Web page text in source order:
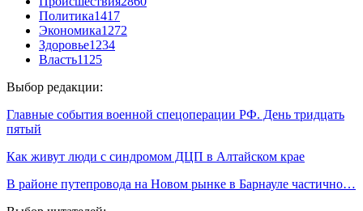
Политика1417
Экономика1272
Здоровье1234
Власть1125
Выбор редакции:
Главные события военной спецоперации РФ. День тридцать
пятый
Как живут люди с синдромом ДЦП в Алтайском крае
В районе путепровода на Новом рынке в Барнауле частично…